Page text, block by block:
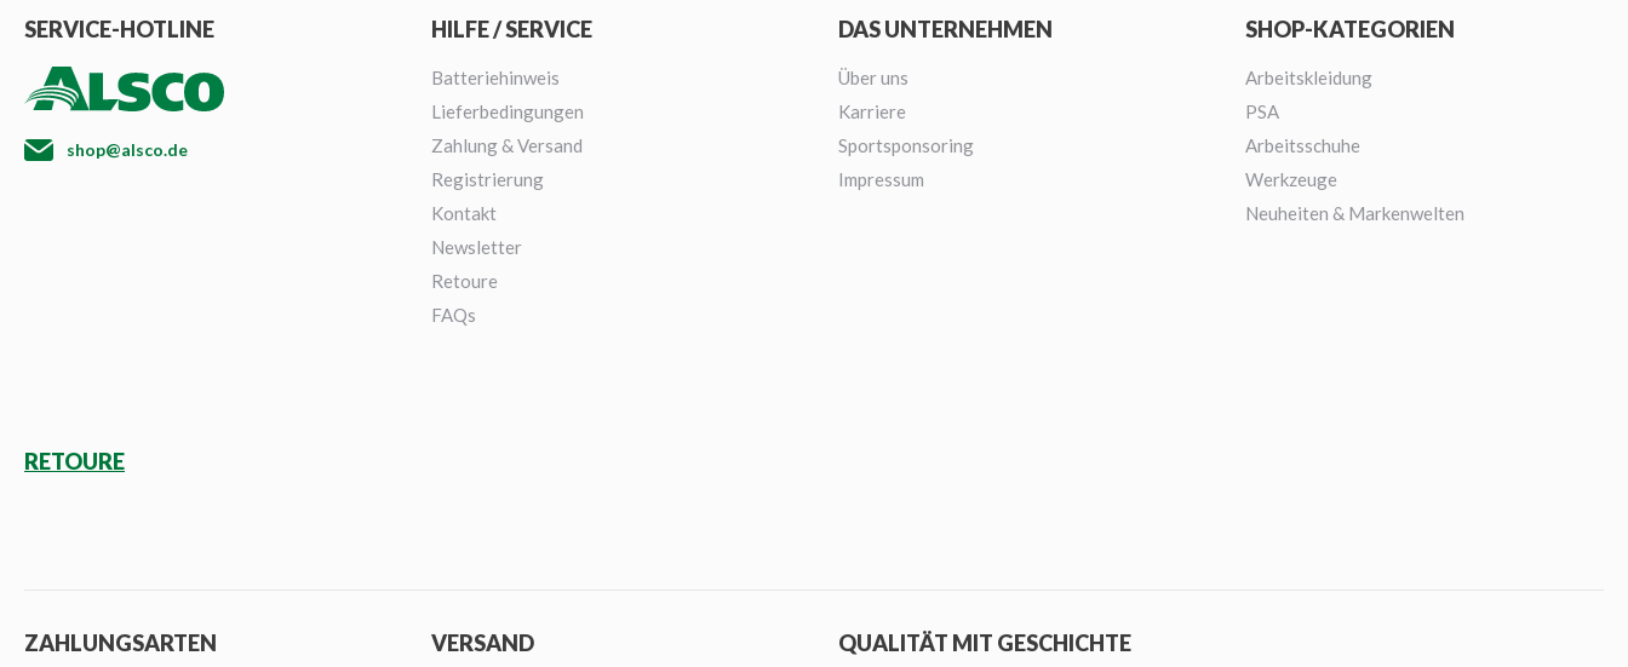
SERVICE-HOTLINE
shop@alsco.de
HILFE / SERVICE
Batteriehinweis
Lieferbedingungen
Zahlung & Versand
Registrierung
Kontakt
Newsletter
Retoure
FAQs
DAS UNTERNEHMEN
Über uns
Karriere
Sportsponsoring
Impressum
SHOP-KATEGORIEN
Arbeitskleidung
PSA
Arbeitsschuhe
Werkzeuge
Neuheiten & Markenwelten
RETOURE
ZAHLUNGSARTEN VERSAND QUALITÄT MIT GESCHICHTE